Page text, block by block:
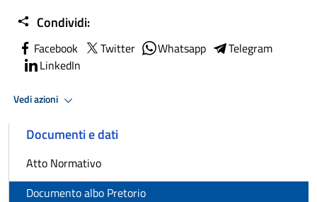
Condividi:
Facebook Twitter Whatsapp
Telegram
LinkedIn
Vedi azioni
Documenti e dati
Atto Normativo
Documento albo Pretorio